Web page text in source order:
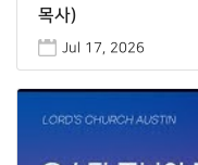
목사)
Jul 17, 2026